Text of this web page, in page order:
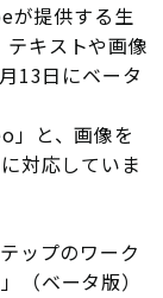
が提供する生
キストや画像
13日にベータ
」と、画像を
対応していま
ップのワーク
（ベータ版）